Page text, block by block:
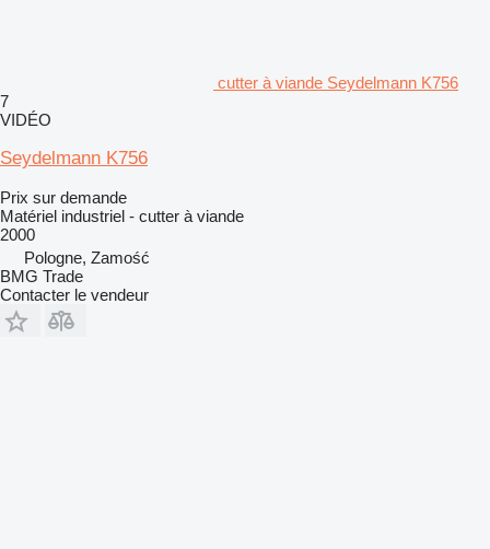
cutter à viande Seydelmann K756
7
VIDÉO
Seydelmann K756
Prix sur demande
Matériel industriel - cutter à viande
2000
Pologne, Zamość
BMG Trade
Contacter le vendeur